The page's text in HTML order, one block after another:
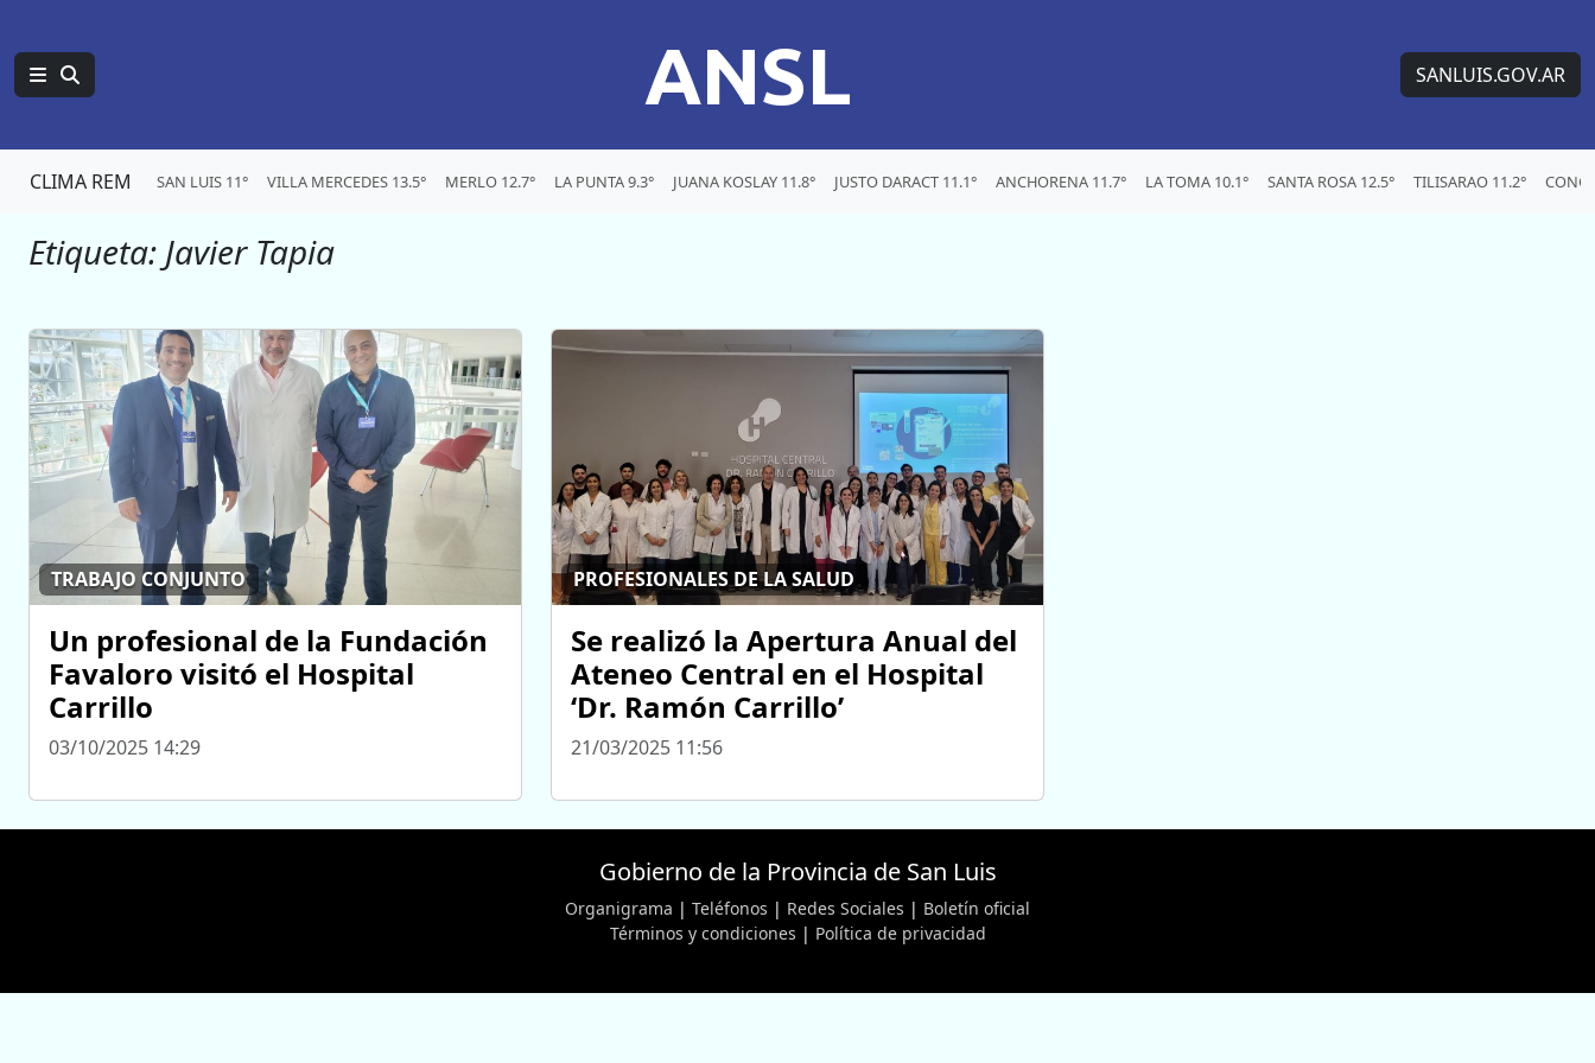
ANSL SANLUIS.GOV.AR
CLIMA REM SAN LUIS 11° VILLA MERCEDES 13.5° MERLO 12.7° LA PUNTA 9.3° JUANA KOSLAY 11.8° JUSTO DARACT 11.1° ANCHORENA 11.7° LA TOMA 10.1° SANTA ROSA 12.5° TILISARAO 11.2°
Etiqueta: Javier Tapia
TRABAJO CONJUNTO
Un profesional de la Fundación
Favaloro visitó el Hospital
Carrillo
03/10/2025 14:29
PROFESIONALES DE LA SALUD
Se realizó la Apertura Anual del
Ateneo Central en el Hospital
‘Dr. Ramón Carrillo’
21/03/2025 11:56
Gobierno de la Provincia de San Luis
Organigrama | Teléfonos | Redes Sociales | Boletín oficial
Términos y condiciones | Política de privacidad